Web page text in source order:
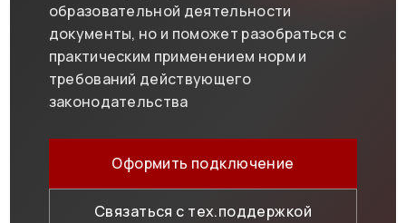
образовательной деятельности
документы, но и поможет разобраться с
практическим применением норм и
требований действующего
законодательства
Оформить подключение
Связаться с тех.поддержкой